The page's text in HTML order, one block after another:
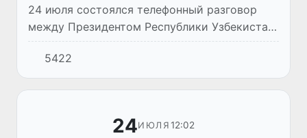
24 июля состоялся телефонный разговор
между Президентом Республики Узбекистан
Шавкатом Мирзиёевым и Президентом
Туркменистана Гурбангулы
Бердымухамедовым.
5422
24ИЮЛЯ 12:02